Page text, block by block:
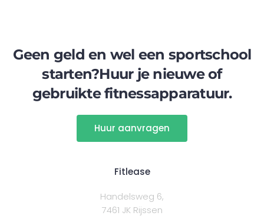
Geen geld en wel een sportschool
starten?Huur je nieuwe of
gebruikte fitnessapparatuur.
Huur aanvragen
Fitlease
Handelsweg 6,
7461 JK Rijssen